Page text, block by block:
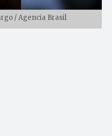
/ Agencia Brasil